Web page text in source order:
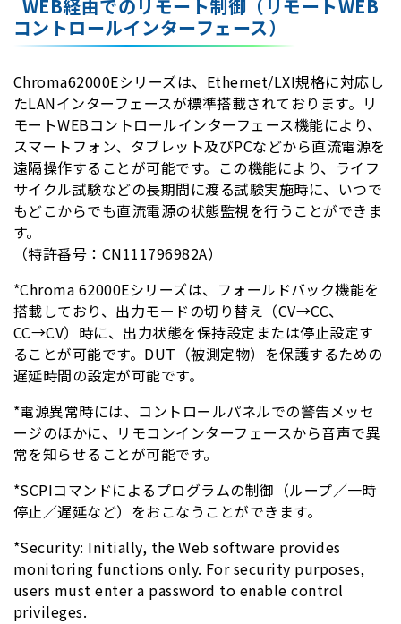
WEB経由でのリモート制御（リモートWEB
コントロールインターフェース）
Chroma62000Eシリーズは、Ethernet/LXI規格に対応し
たLANインターフェースが標準搭載されております。リ
モートWEBコントロールインターフェース機能により、
スマートフォン、タブレット及びPCなどから直流電源を
遠隔操作することが可能です。この機能により、ライフ
サイクル試験などの長期間に渡る試験実施時に、いつで
もどこからでも直流電源の状態監視を行うことができま
す。
（特許番号：CN111796982A）
*Chroma 62000Eシリーズは、フォールドバック機能を
搭載しており、出力モードの切り替え（CV→CC、
CC→CV）時に、出力状態を保持設定または停止設定す
ることが可能です。DUT（被測定物）を保護するための
遅延時間の設定が可能です。
*電源異常時には、コントロールパネルでの警告メッセ
ージのほかに、リモコンインターフェースから音声で異
常を知らせることが可能です。
*SCPIコマンドによるプログラムの制御（ループ／一時
停止／遅延など）をおこなうことができます。
*Security: Initially, the Web software provides
monitoring functions only. For security purposes,
users must enter a password to enable control
privileges.